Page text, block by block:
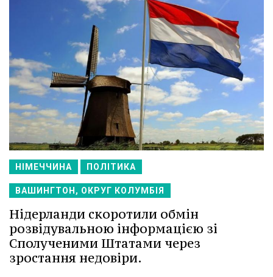
НІМЕЧЧИНА ПОЛІТИКА
ВАШИНГТОН, ОКРУГ КОЛУМБІЯ
Нідерланди скоротили обмін
розвідувальною інформацією зі
Сполученими Штатами через
зростання недовіри.